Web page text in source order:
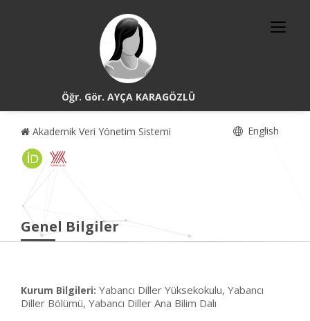
Öğr. Gör. AYÇA KARAGÖZLÜ
Akademik Veri Yönetim Sistemi English
Genel Bilgiler
Kurum Bilgileri: Yabancı Diller Yüksekokulu, Yabancı
Diller Bölümü, Yabancı Diller Ana Bilim Dalı